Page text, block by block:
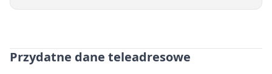
Przydatne dane teleadresowe